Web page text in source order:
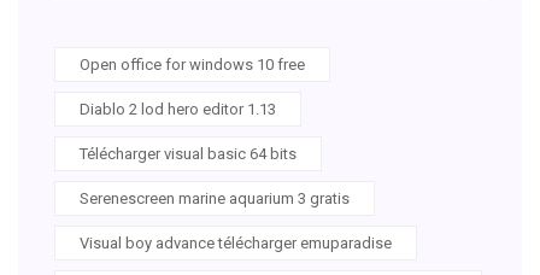
Open office for windows 10 free
Diablo 2 lod hero editor 1.13
Télécharger visual basic 64 bits
Serenescreen marine aquarium 3 gratis
Visual boy advance télécharger emuparadise